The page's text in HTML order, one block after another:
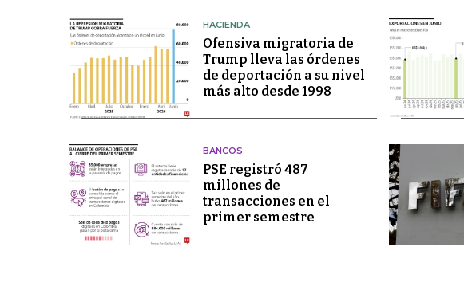
HACIENDA
Ofensiva migratoria de
Trump lleva las órdenes
de deportación a su nivel
más alto desde 1998
BANCOS
PSE registró 487
millones de
transacciones en el
primer semestre